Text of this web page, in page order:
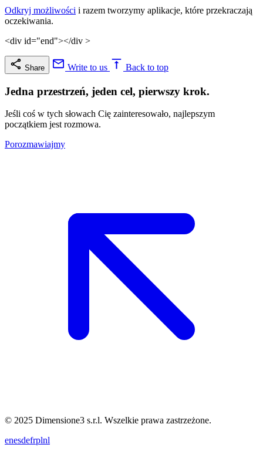
Odkryj możliwości i razem tworzymy aplikacje, które przekraczają
oczekiwania.
<div id="end"></div >
Share Write to us Back to top
Jedna przestrzeń, jeden cel, pierwszy krok.
Jeśli coś w tych słowach Cię zainteresowało, najlepszym
początkiem jest rozmowa.
Porozmawiajmy
© 2025 Dimensione3 s.r.l. Wszelkie prawa zastrzeżone.
enesdefrplnl